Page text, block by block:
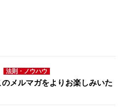
法則・ノウハウ
メルマガをよりお楽しみいた